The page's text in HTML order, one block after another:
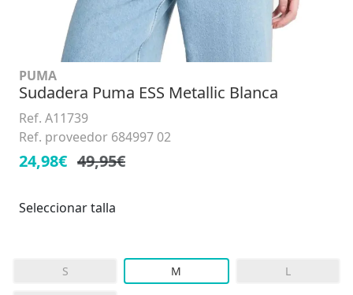
PUMA
Sudadera Puma ESS Metallic Blanca
Ref. A11739
Ref. proveedor 684997 02
24,98€ 49,95€
Seleccionar talla
S M L